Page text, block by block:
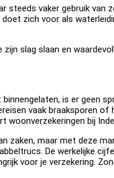
steeds vaker gebruik
zich voor als
zijn slag slaan en
is er geen
vaak braaksporen
woonverzekeringen bij
zaken, maar met deze
De werkelijke
voor je verzekering.